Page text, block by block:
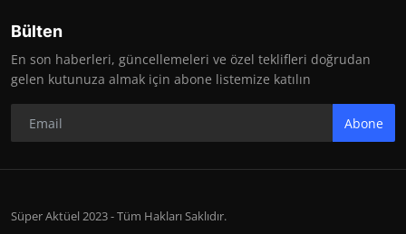
Bülten
En son haberleri, güncellemeleri ve özel teklifleri doğrudan
gelen kutunuza almak için abone listemize katılın
Abone
Süper Aktüel 2023 - Tüm Hakları Saklıdır.